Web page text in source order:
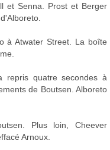
et Senna. Prost et Berger
à Atwater Street. La boîte
repris quatre secondes à
de Boutsen. Alboreto
Plus loin, Cheever
Arnoux.